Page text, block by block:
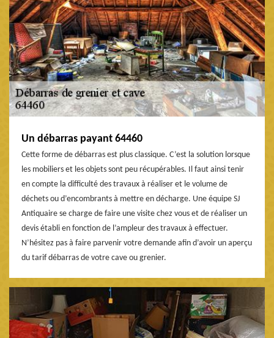
Un débarras payant 64460
Cette forme de débarras est plus classique. C’est la solution lorsque
les mobiliers et les objets sont peu récupérables. Il faut ainsi tenir
en compte la difficulté des travaux à réaliser et le volume de
déchets ou d’encombrants à mettre en décharge. Une équipe SJ
Antiquaire se charge de faire une visite chez vous et de réaliser un
devis établi en fonction de l’ampleur des travaux à effectuer.
N’hésitez pas à faire parvenir votre demande afin d’avoir un aperçu
du tarif débarras de votre cave ou grenier.